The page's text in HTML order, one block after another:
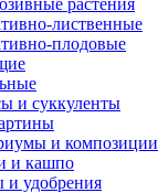
растения
лиственные
плодовые
и суккуленты
и композиции
и кашпо
и удобрения